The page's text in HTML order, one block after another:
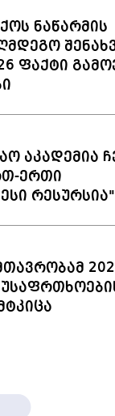
ნაწარმის
ფაქტი
აკადემია
ერთი